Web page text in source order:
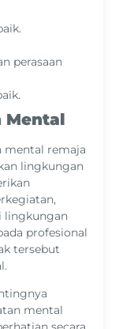
perasaan
Mental
mental remaja
lingkungan
lingkungan
profesional
tersebut
mental